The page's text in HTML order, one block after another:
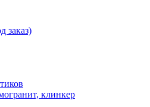
заказ)
клинкер